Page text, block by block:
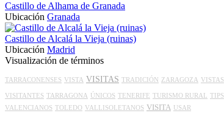
Castillo de Alhama de Granada
Ubicación Granada
Castillo de Alcalá la Vieja (ruinas)
Ubicación Madrid
Visualización de términos
TARRACONENSES VISTA VISITAS TRADICIÓN ZARAGOZA VISTAS
VISITANTES TARRAGONA ÚNICOS TENERIFE TURISMO RURAL TIPS
VALENCIANOS TOLEDO VALLISOLETANOS VISITA USAR